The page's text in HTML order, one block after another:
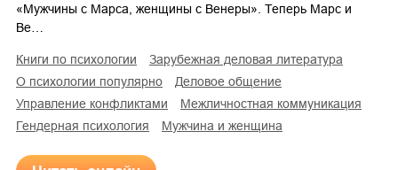
«Мужчины с Марса, женщины с Венеры». Теперь Марс и
Ве…
книги по психологии
зарубежная деловая литература
о психологии популярно
деловое общение
управление конфликтами
межличностная коммуникация
гендерная психология
мужчина и женщина